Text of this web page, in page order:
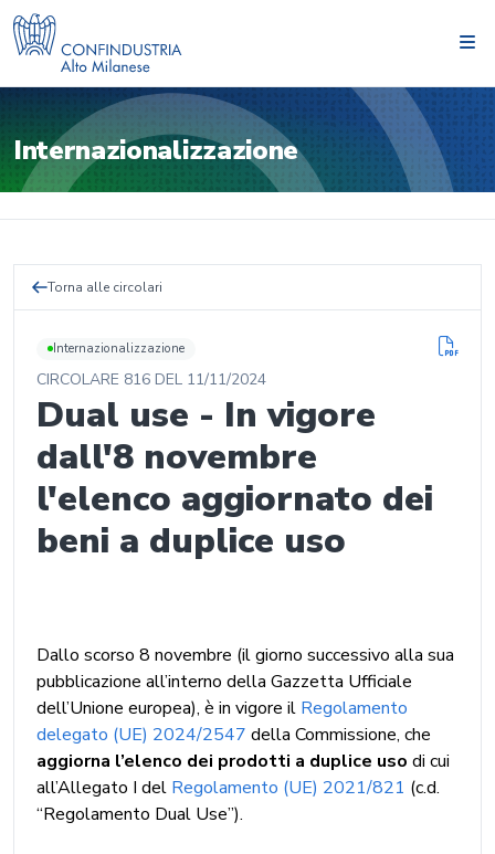
Internazionalizzazione
Torna alle circolari
Internazionalizzazione
CIRCOLARE 816 DEL 11/11/2024
Dual use - In vigore
dall'8 novembre
l'elenco aggiornato dei
beni a duplice uso
Dallo scorso 8 novembre (il giorno successivo alla sua
pubblicazione all’interno della Gazzetta Ufficiale
dell’Unione europea), è in vigore il Regolamento
delegato (UE) 2024/2547 della Commissione, che
aggiorna l’elenco dei prodotti a duplice uso di cui
all’Allegato I del Regolamento (UE) 2021/821 (c.d.
“Regolamento Dual Use”).